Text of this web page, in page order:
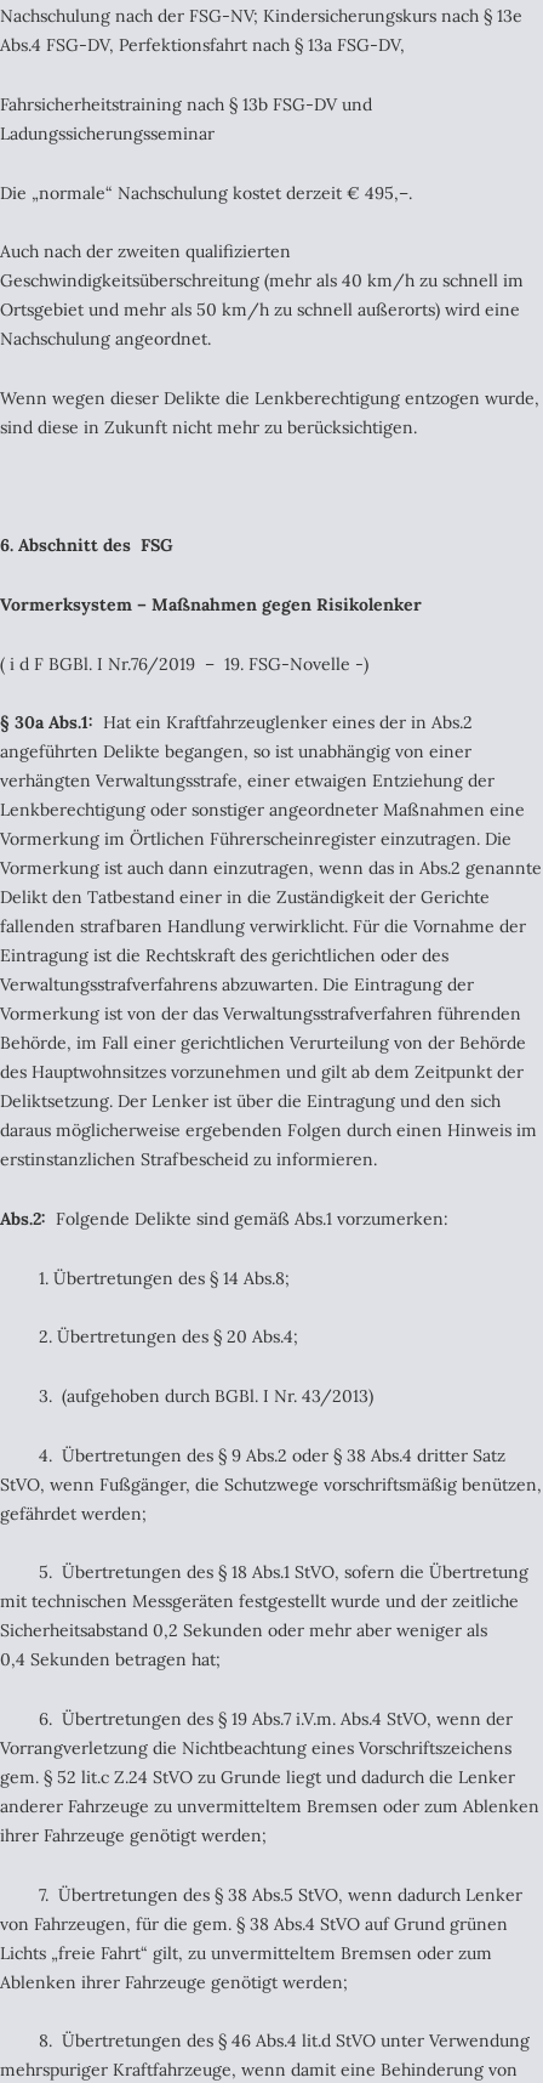
Nachschulung nach der FSG-NV; Kindersicherungskurs nach § 13e
Abs.4 FSG-DV, Perfektionsfahrt nach § 13a FSG-DV,
Fahrsicherheitstraining nach § 13b FSG-DV und
Ladungssicherungsseminar
Die „normale“ Nachschulung kostet derzeit € 495,–.
Auch nach der zweiten qualifizierten
Geschwindigkeitsüberschreitung (mehr als 40 km/h zu schnell im
Ortsgebiet und mehr als 50 km/h zu schnell außerorts) wird eine
Nachschulung angeordnet.
Wenn wegen dieser Delikte die Lenkberechtigung entzogen wurde,
sind diese in Zukunft nicht mehr zu berücksichtigen.
6. Abschnitt des FSG
Vormerksystem – Maßnahmen gegen Risikolenker
( i d F BGBl. I Nr.76/2019 – 19. FSG-Novelle -)
§ 30a Abs.1: Hat ein Kraftfahrzeuglenker eines der in Abs.2
angeführten Delikte begangen, so ist unabhängig von einer
verhängten Verwaltungsstrafe, einer etwaigen Entziehung der
Lenkberechtigung oder sonstiger angeordneter Maßnahmen eine
Vormerkung im Örtlichen Führerscheinregister einzutragen. Die
Vormerkung ist auch dann einzutragen, wenn das in Abs.2 genannte
Delikt den Tatbestand einer in die Zuständigkeit der Gerichte
fallenden strafbaren Handlung verwirklicht. Für die Vornahme der
Eintragung ist die Rechtskraft des gerichtlichen oder des
Verwaltungsstrafverfahrens abzuwarten. Die Eintragung der
Vormerkung ist von der das Verwaltungsstrafverfahren führenden
Behörde, im Fall einer gerichtlichen Verurteilung von der Behörde
des Hauptwohnsitzes vorzunehmen und gilt ab dem Zeitpunkt der
Deliktsetzung. Der Lenker ist über die Eintragung und den sich
daraus möglicherweise ergebenden Folgen durch einen Hinweis im
erstinstanzlichen Strafbescheid zu informieren.
Abs.2: Folgende Delikte sind gemäß Abs.1 vorzumerken:
1. Übertretungen des § 14 Abs.8;
2. Übertretungen des § 20 Abs.4;
3. (aufgehoben durch BGBl. I Nr. 43/2013)
4. Übertretungen des § 9 Abs.2 oder § 38 Abs.4 dritter Satz
StVO, wenn Fußgänger, die Schutzwege vorschriftsmäßig benützen,
gefährdet werden;
5. Übertretungen des § 18 Abs.1 StVO, sofern die Übertretung
mit technischen Messgeräten festgestellt wurde und der zeitliche
Sicherheitsabstand 0,2 Sekunden oder mehr aber weniger als
0,4 Sekunden betragen hat;
6. Übertretungen des § 19 Abs.7 i.V.m. Abs.4 StVO, wenn der
Vorrangverletzung die Nichtbeachtung eines Vorschriftszeichens
gem. § 52 lit.c Z.24 StVO zu Grunde liegt und dadurch die Lenker
anderer Fahrzeuge zu unvermitteltem Bremsen oder zum Ablenken
ihrer Fahrzeuge genötigt werden;
7. Übertretungen des § 38 Abs.5 StVO, wenn dadurch Lenker
von Fahrzeugen, für die gem. § 38 Abs.4 StVO auf Grund grünen
Lichts „freie Fahrt“ gilt, zu unvermitteltem Bremsen oder zum
Ablenken ihrer Fahrzeuge genötigt werden;
8. Übertretungen des § 46 Abs.4 lit.d StVO unter Verwendung
mehrspuriger Kraftfahrzeuge, wenn damit eine Behinderung von